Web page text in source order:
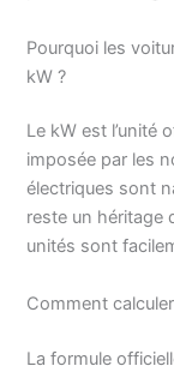
Pourquoi les
kW ?
Le kW est l’unité
imposée par les
électriques sont
reste un héritage
unités sont
Comment
La formule